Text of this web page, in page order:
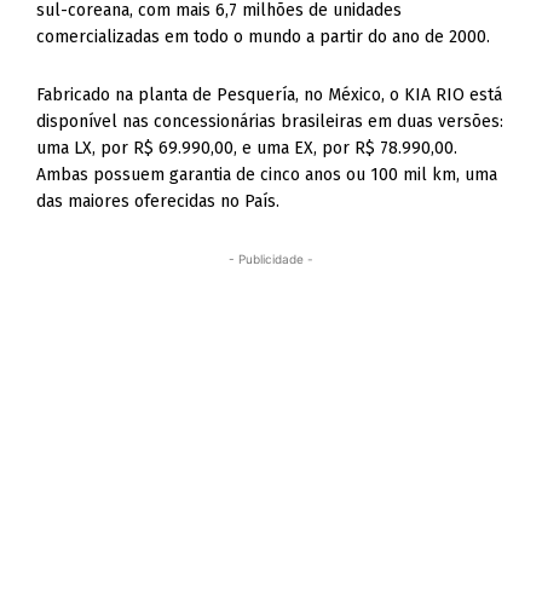
sul-coreana, com mais 6,7 milhões de unidades
comercializadas em todo o mundo a partir do ano de 2000.
Fabricado na planta de Pesquería, no México, o KIA RIO está
disponível nas concessionárias brasileiras em duas versões:
uma LX, por R$ 69.990,00, e uma EX, por R$ 78.990,00.
Ambas possuem garantia de cinco anos ou 100 mil km, uma
das maiores oferecidas no País.
- Publicidade -